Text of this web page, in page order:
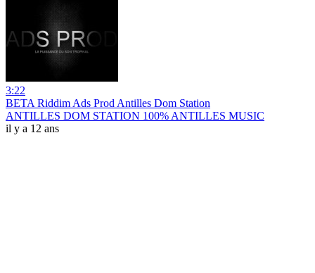
3:22
BETA Riddim Ads Prod Antilles Dom Station
ANTILLES DOM STATION 100% ANTILLES MUSIC
il y a 12 ans